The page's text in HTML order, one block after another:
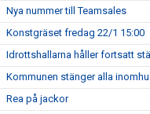
Nya nummer till Teamsales
Konstgräset fredag 22/1 15:00
Idrottshallarna håller fortsatt
Kommunen stänger alla
Rea på jackor